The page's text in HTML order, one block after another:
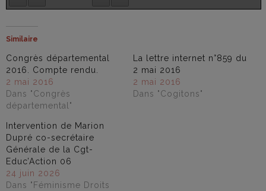
Similaire
Congrès départemental
2016. Compte rendu.
2 mai 2016
Dans "Congrès
départemental"
La lettre internet n°859 du
2 mai 2016
2 mai 2016
Dans "Cogitons"
Intervention de Marion
Dupré co-secrétaire
Générale de la Cgt-
Educ’Action 06
24 juin 2026
Dans "Féminisme Droits